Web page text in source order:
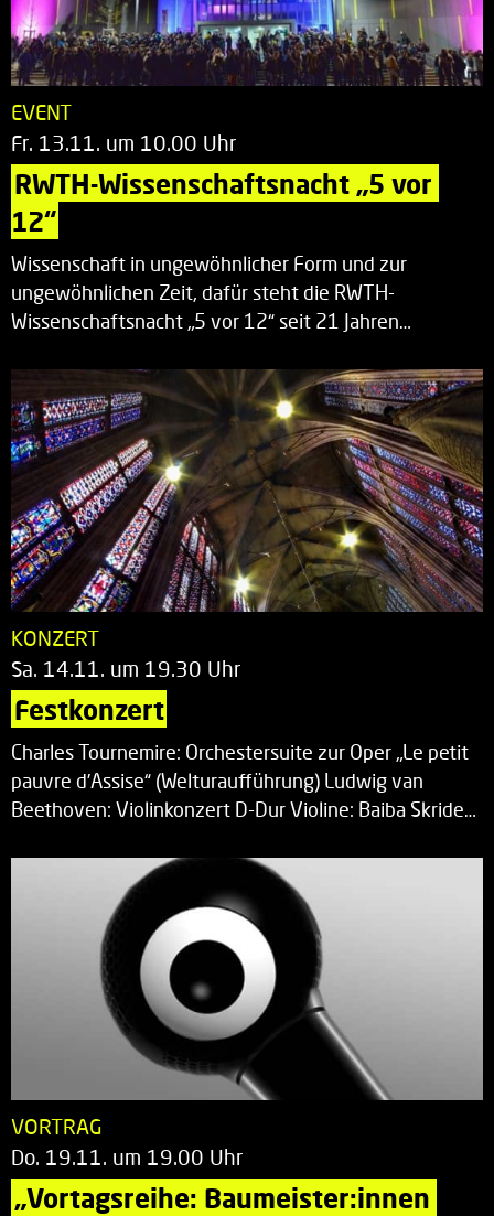
EVENT
Fr. 13.11. um 10.00 Uhr
RWTH-Wissenschaftsnacht „5 vor
12“
Wissenschaft in ungewöhnlicher Form und zur
ungewöhnlichen Zeit, dafür steht die RWTH-
Wissenschaftsnacht „5 vor 12“ seit 21 Jahren…
KONZERT
Sa. 14.11. um 19.30 Uhr
Festkonzert
Charles Tournemire: Orchestersuite zur Oper „Le petit
pauvre d’Assise“ (Welturaufführung) Ludwig van
Beethoven: Violinkonzert D-Dur Violine: Baiba Skride…
VORTRAG
Do. 19.11. um 19.00 Uhr
„Vortagsreihe: Baumeister:innen